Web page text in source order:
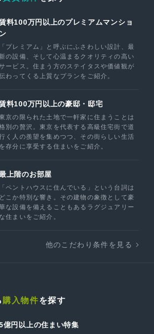
料100万円以上のプレミアムマンショ
ン
「プレミアム」と呼ぶにふさわしい設計、最
新の設備、そして心温まるクオリティの高い
ービス。住まう方のステイタスや価値観が
わってくる上質なプランをご紹介。
料100万円以上の豪邸・邸宅
京の限られた土地で一軒家に住まうことは
別の贅沢。東京を代表する高級住宅街で道
く人の羨望を集めつつ、その街らしい生活
を存分に享受する住まいをご紹介。
上階のお部屋
「ペントハウスに住んでいる」という台詞は
どこか特別な響き。その建物の象徴として豪
な設備を備えることもあるラグジュアリー
な住まいをご紹介。
他のこだわり条件を見る
購入物件を探す
億円以上の住まい特集